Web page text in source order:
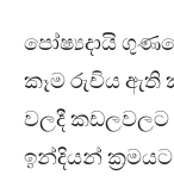
පෝෂ්‍යදායි
කෑම රුචිය ඇති
වලදී කඩලවලට
ඉන්දියන්